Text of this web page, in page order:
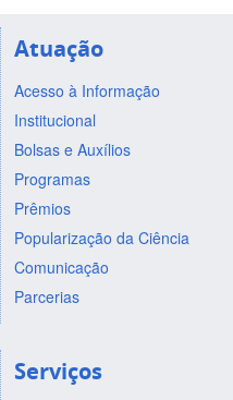
Atuação
Acesso à Informação
Institucional
Bolsas e Auxílios
Programas
Prêmios
Popularização da Ciência
Comunicação
Parcerias
Serviços